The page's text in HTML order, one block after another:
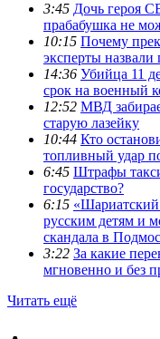
3:45 Дочь героя
прабабушка не
10:15 Почему
эксперты
14:36 Убийца 11
срок на военный
12:52 МВД
старую лазейку
10:44 Кто
топливный удар
6:45 Штрафы
государство?
6:15 «Шариатский
русским детям и
скандала в
3:22 За какие
мгновенно и без
Читать ещё